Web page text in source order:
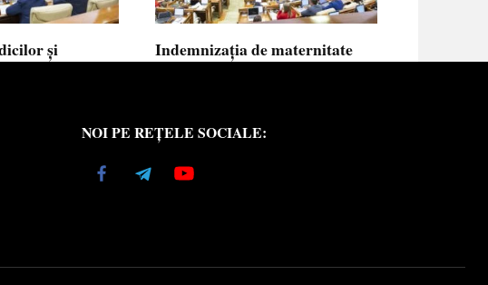
și
obținute de medici
Indemnizația de maternitate
copilului
Indemnizația de maternitate pentru femeile
necăsătorite
NOI PE REȚELE SOCIALE: